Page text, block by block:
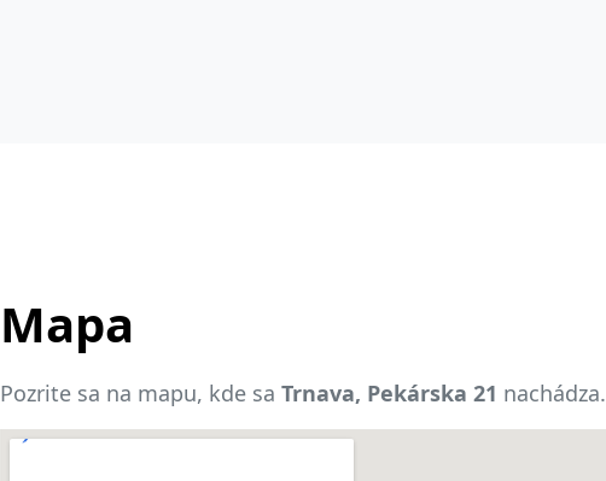
Mapa
Pozrite sa na mapu, kde sa Trnava, Pekárska 21 nachádza.